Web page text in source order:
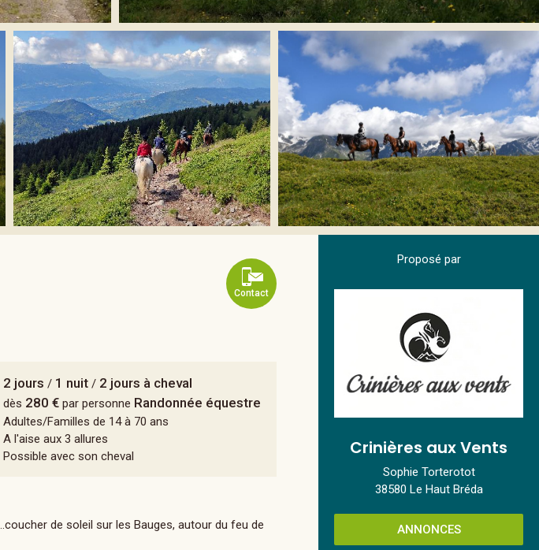
Contact
2 jours / 1 nuit/ 2 jours à cheval
dès 280 €par personne Randonnée équestre
Adultes/Familles de 14 à 70 ans
A l'aise aux 3 allures
Possible avec son cheval
de soleil sur les Bauges, autour du feu de
Proposé par
Crinières aux Vents
Sophie Torterotot
38580 Le Haut Bréda
ANNONCES